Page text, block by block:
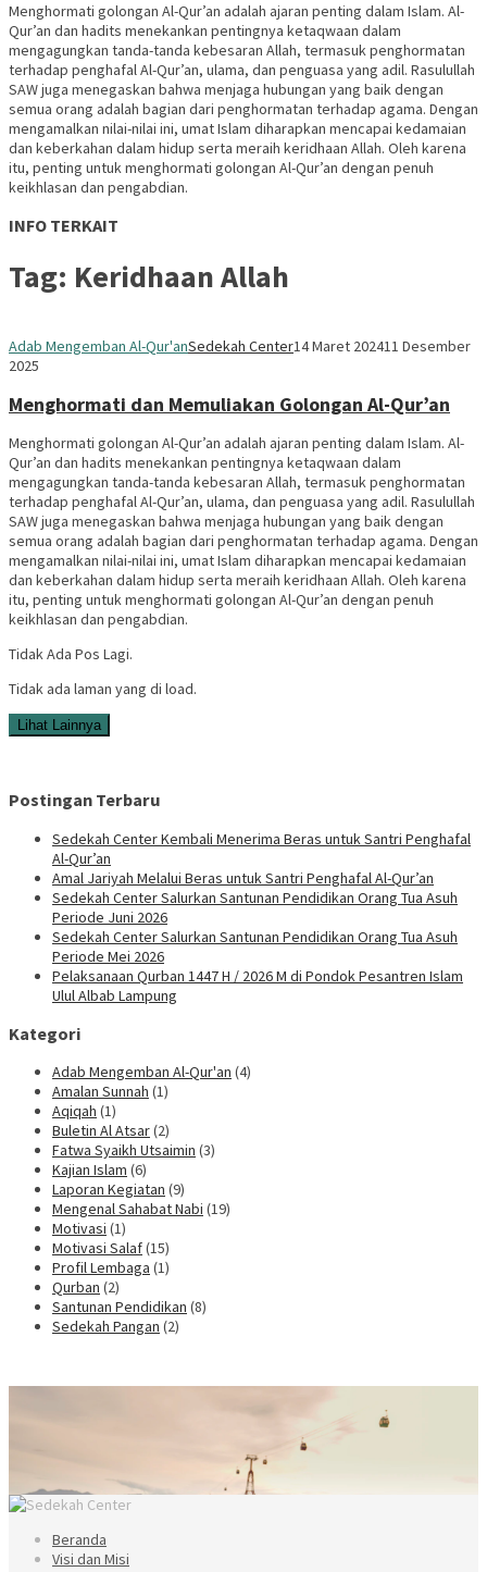
Menghormati golongan Al-Qur’an adalah ajaran penting dalam Islam. Al-
Qur’an dan hadits menekankan pentingnya ketaqwaan dalam
mengagungkan tanda-tanda kebesaran Allah, termasuk penghormatan
terhadap penghafal Al-Qur’an, ulama, dan penguasa yang adil. Rasulullah
SAW juga menegaskan bahwa menjaga hubungan yang baik dengan
semua orang adalah bagian dari penghormatan terhadap agama. Dengan
mengamalkan nilai-nilai ini, umat Islam diharapkan mencapai kedamaian
dan keberkahan dalam hidup serta meraih keridhaan Allah. Oleh karena
itu, penting untuk menghormati golongan Al-Qur’an dengan penuh
keikhlasan dan pengabdian.
INFO TERKAIT
Tag: Keridhaan Allah
Adab Mengemban Al-Qur'anSedekah Center14 Maret 202411 Desember
2025
Menghormati dan Memuliakan Golongan Al-Qur’an
Menghormati golongan Al-Qur’an adalah ajaran penting dalam Islam. Al-
Qur’an dan hadits menekankan pentingnya ketaqwaan dalam
mengagungkan tanda-tanda kebesaran Allah, termasuk penghormatan
terhadap penghafal Al-Qur’an, ulama, dan penguasa yang adil. Rasulullah
SAW juga menegaskan bahwa menjaga hubungan yang baik dengan
semua orang adalah bagian dari penghormatan terhadap agama. Dengan
mengamalkan nilai-nilai ini, umat Islam diharapkan mencapai kedamaian
dan keberkahan dalam hidup serta meraih keridhaan Allah. Oleh karena
itu, penting untuk menghormati golongan Al-Qur’an dengan penuh
keikhlasan dan pengabdian.
Tidak Ada Pos Lagi.
Tidak ada laman yang di load.
Lihat Lainnya
Postingan Terbaru
Sedekah Center Kembali Menerima Beras untuk Santri Penghafal
Al-Qur’an
Amal Jariyah Melalui Beras untuk Santri Penghafal Al-Qur’an
Sedekah Center Salurkan Santunan Pendidikan Orang Tua Asuh
Periode Juni 2026
Sedekah Center Salurkan Santunan Pendidikan Orang Tua Asuh
Periode Mei 2026
Pelaksanaan Qurban 1447 H / 2026 M di Pondok Pesantren Islam
Ulul Albab Lampung
Kategori
Adab Mengemban Al-Qur'an (4)
Amalan Sunnah (1)
Aqiqah (1)
Buletin Al Atsar(2)
Fatwa Syaikh Utsaimin (3)
Kajian Islam (6)
Laporan Kegiatan (9)
Mengenal Sahabat Nabi (19)
Motivasi (1)
Motivasi Salaf(15)
Profil Lembaga (1)
Qurban (2)
Santunan Pendidikan (8)
Sedekah Pangan (2)
Beranda
Visi dan Misi